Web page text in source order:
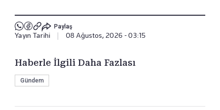
Paylaş
Yayın Tarihi 08 Ağustos, 2026 - 03:15
Haberle İlgili Daha Fazlası
Gündem